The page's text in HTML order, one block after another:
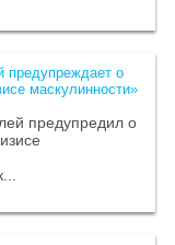
предупреждает о
маскулинности»
предупредил о